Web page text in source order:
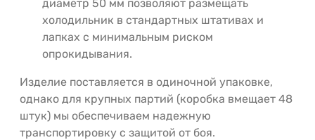
диаметр 50 мм позволяют размещать
холодильник в стандартных штативах и
лапках с минимальным риском
опрокидывания.
Изделие поставляется в одиночной упаковке,
однако для крупных партий (коробка вмещает 48
штук) мы обеспечиваем надежную
транспортировку с защитой от боя.